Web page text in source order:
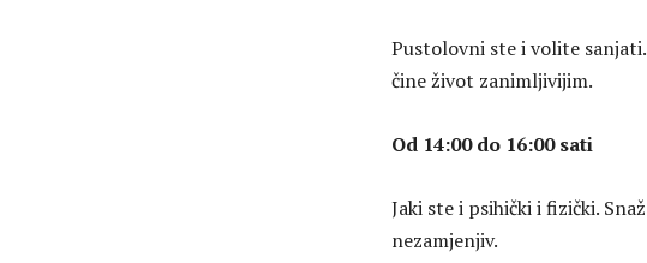
Pustolovni ste i volite
čine život zanimljivijim.
Od 14:00 do 16:00 sati
Jaki ste i psihički i fizički.
nezamjenjiv.